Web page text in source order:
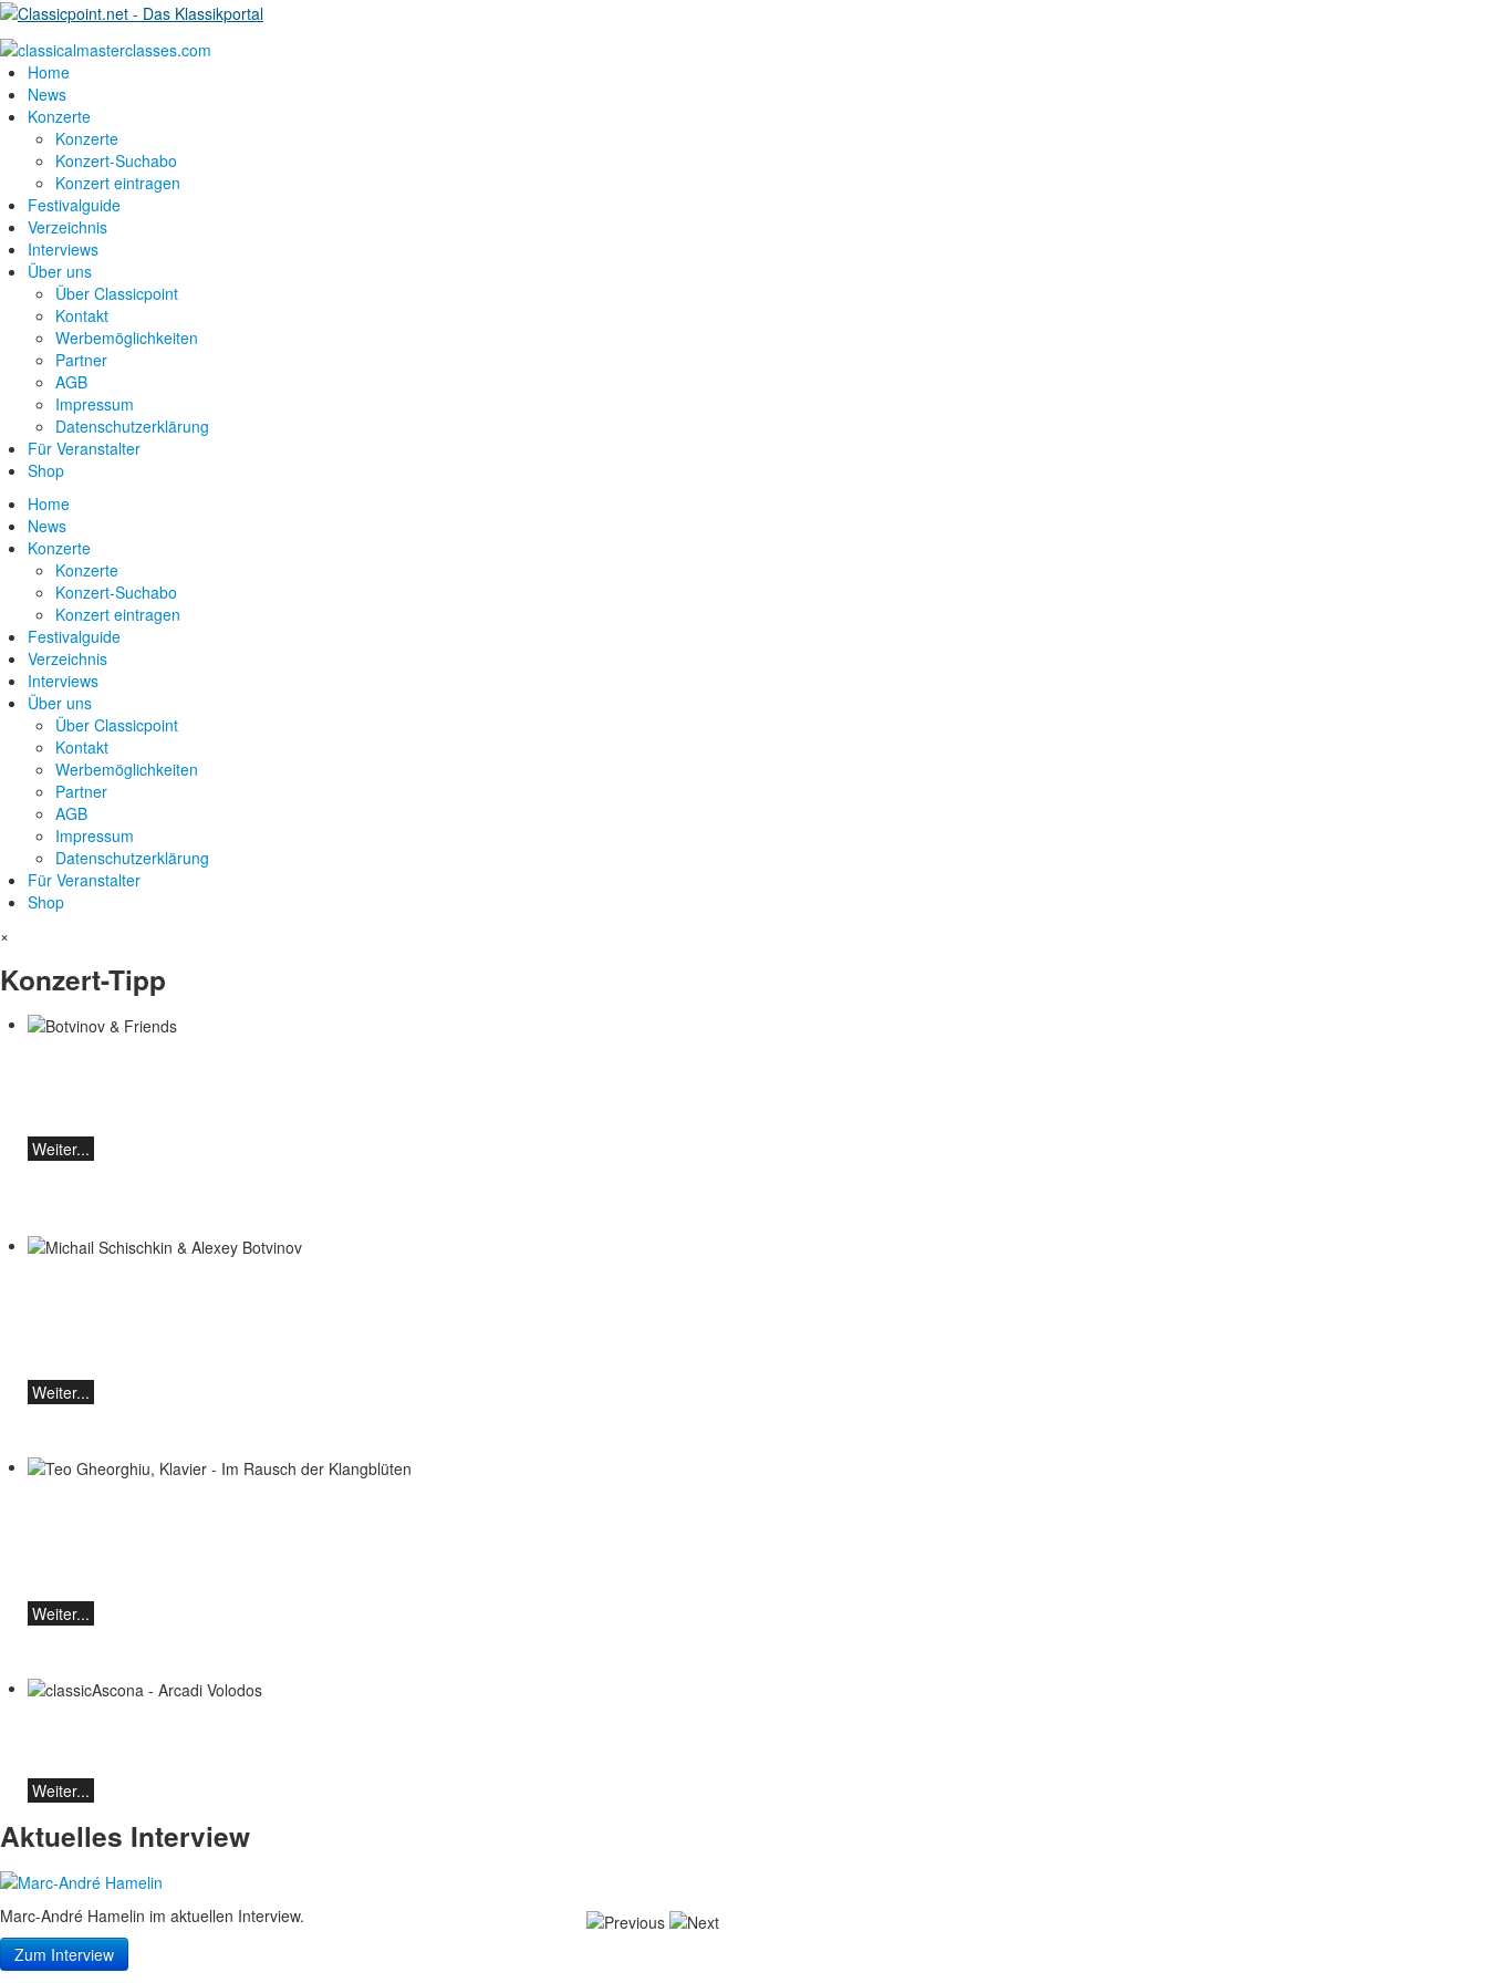
Home
News
Konzerte
Konzerte
Konzert-Suchabo
Konzert eintragen
Festivalguide
Verzeichnis
Interviews
Über uns
Über Classicpoint
Kontakt
Werbemöglichkeiten
Partner
AGB
Impressum
Datenschutzerklärung
Für Veranstalter
Shop
Home
News
Konzerte
Konzerte
Konzert-Suchabo
Konzert eintragen
Festivalguide
Verzeichnis
Interviews
Über uns
Über Classicpoint
Kontakt
Werbemöglichkeiten
Partner
AGB
Impressum
Datenschutzerklärung
Für Veranstalter
Shop
×
Konzert-Tipp
Weiter...
Weiter...
Weiter...
Weiter...
Aktuelles Interview
Marc-André Hamelin im aktuellen Interview.
Zum Interview